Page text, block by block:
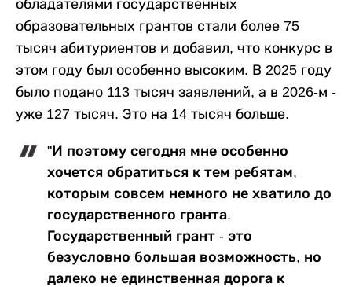
обладателями государственных
образовательных грантов стали более 75
тысяч абитуриентов и добавил, что конкурс в
этом году был особенно высоким. В 2025 году
было подано 113 тысяч заявлений, а в 2026-м -
уже 127 тысяч. Это на 14 тысяч больше.
"И поэтому сегодня мне особенно
хочется обратиться к тем ребятам,
которым совсем немного не хватило до
государственного гранта.
Государственный грант - это
безусловно большая возможность, но
далеко не единственная дорога к